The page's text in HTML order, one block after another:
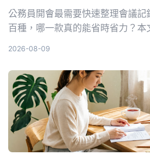
公務員開會最需要快速整理會議記
百種，哪一款真的能省時省力？本
2026-08-09